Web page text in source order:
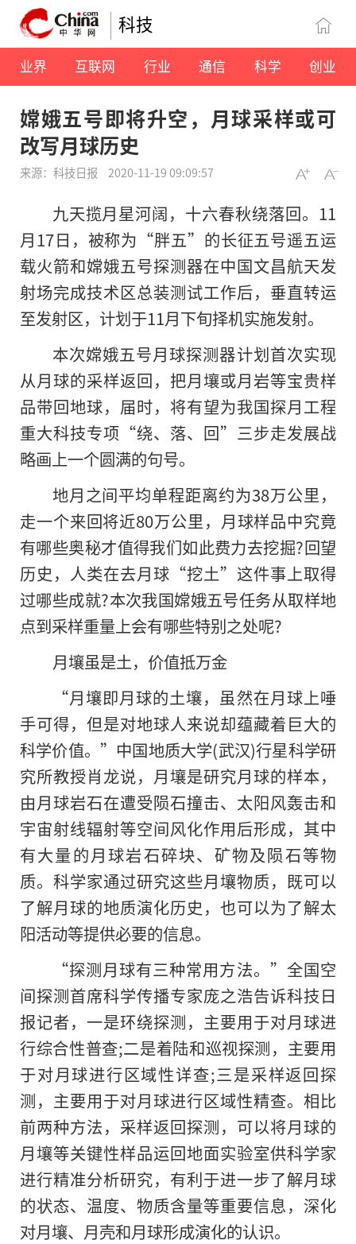
科技
业界 互联网 行业 通信 科学 创业
嫦娥五号即将升空，月球采样或可
改写月球历史
来源：科技日报 2020-11-19 09:09:57
九天揽月星河阔，十六春秋绕落回。11
月17日，被称为“胖五”的长征五号遥五运
载火箭和嫦娥五号探测器在中国文昌航天发
射场完成技术区总装测试工作后，垂直转运
至发射区，计划于11月下旬择机实施发射。
本次嫦娥五号月球探测器计划首次实现
从月球的采样返回，把月壤或月岩等宝贵样
品带回地球，届时，将有望为我国探月工程
重大科技专项“绕、落、回”三步走发展战
略画上一个圆满的句号。
地月之间平均单程距离约为38万公里，
走一个来回将近80万公里，月球样品中究竟
有哪些奥秘才值得我们如此费力去挖掘?回望
历史，人类在去月球“挖土”这件事上取得
过哪些成就?本次我国嫦娥五号任务从取样地
点到采样重量上会有哪些特别之处呢?
月壤虽是土，价值抵万金
“月壤即月球的土壤，虽然在月球上唾
手可得，但是对地球人来说却蕴藏着巨大的
科学价值。”中国地质大学(武汉)行星科学研
究所教授肖龙说，月壤是研究月球的样本，
由月球岩石在遭受陨石撞击、太阳风轰击和
宇宙射线辐射等空间风化作用后形成，其中
有大量的月球岩石碎块、矿物及陨石等物
质。科学家通过研究这些月壤物质，既可以
了解月球的地质演化历史，也可以为了解太
阳活动等提供必要的信息。
“探测月球有三种常用方法。”全国空
间探测首席科学传播专家庞之浩告诉科技日
报记者，一是环绕探测，主要用于对月球进
行综合性普查;二是着陆和巡视探测，主要用
于对月球进行区域性详查;三是采样返回探
测，主要用于对月球进行区域性精查。相比
前两种方法，采样返回探测，可以将月球的
月壤等关键性样品运回地面实验室供科学家
进行精准分析研究，有利于进一步了解月球
的状态、温度、物质含量等重要信息，深化
对月壤、月壳和月球形成演化的认识。